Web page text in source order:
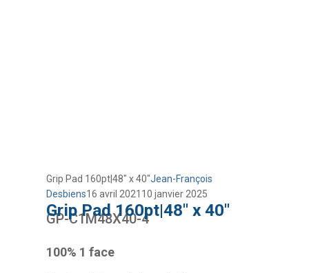
Grip Pad 160pt|48″ x 40″Jean-François
Desbiens16 avril 2021 10 janvier 2025
Grip Pad 160pt|48″ x 40″
GP-C1M48X40-4
100% 1 face